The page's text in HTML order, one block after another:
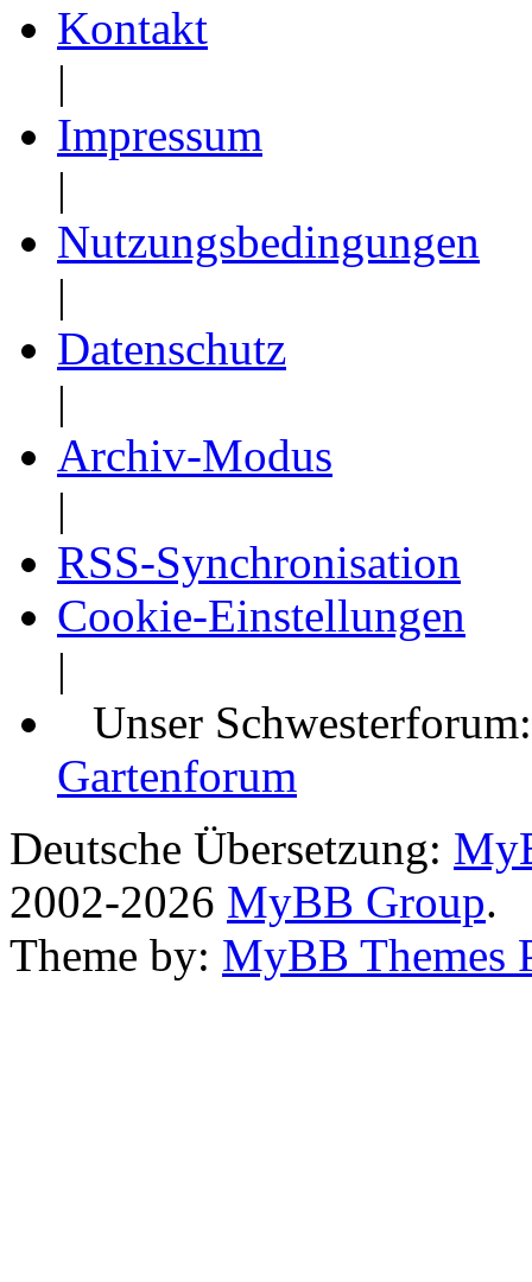
Kontakt
|
Impressum
|
Nutzungsbedingungen
|
Datenschutz
|
Archiv-Modus
|
RSS-Synchronisation
Cookie-Einstellungen
|
Unser
Gartenforum
Deutsche Übersetzung:
2002-2026 MyBB Group.
Theme by: MyBB Themes